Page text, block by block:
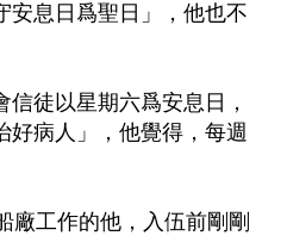
安息日爲聖日」，他也不
徒以星期六爲安息日，
好病人」，他覺得，每週
廠工作的他，入伍前剛剛